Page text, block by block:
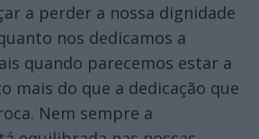
a perder a nossa dignidade
nos dedicamos a
quando parecemos estar a
mais do que a dedicação que
Nem sempre a